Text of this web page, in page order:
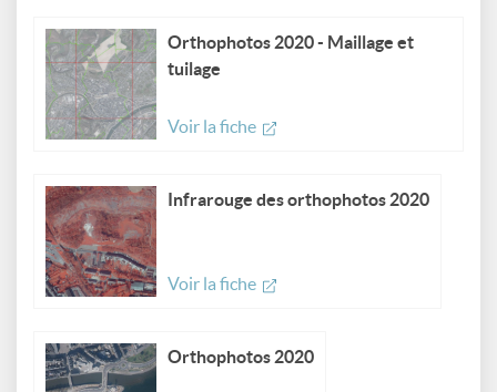
Orthophotos 2020 - Maillage et
tuilage
Voir la fiche
Infrarouge des orthophotos 2020
Voir la fiche
Orthophotos 2020